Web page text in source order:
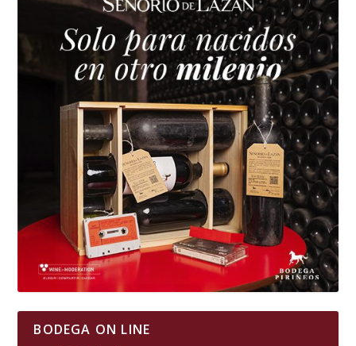
BODEGA ON LINE